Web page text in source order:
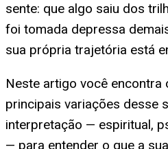
sente: que algo saiu dos
foi tomada depressa
sua própria trajetória está
Neste artigo você encontra
principais variações desse
interpretação — espiritual,
— para entender o que a